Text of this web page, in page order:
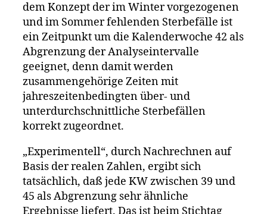
dem Konzept der im Winter vorgezogenen
und im Sommer fehlenden Sterbefälle ist
ein Zeitpunkt um die Kalenderwoche 42 als
Abgrenzung der Analyseintervalle
geeignet, denn damit werden
zusammengehörige Zeiten mit
jahreszeitenbedingten über- und
unterdurchschnittliche Sterbefällen
korrekt zugeordnet.
„Experimentell“, durch Nachrechnen auf
Basis der realen Zahlen, ergibt sich
tatsächlich, daß jede KW zwischen 39 und
45 als Abgrenzung sehr ähnliche